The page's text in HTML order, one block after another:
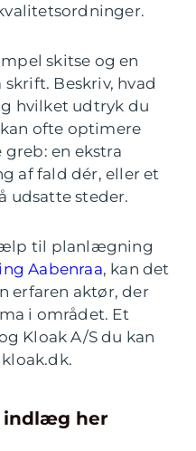
skitse og en
Beskriv, hvad
hvilket udtryk du
ofte optimere
en ekstra
af fald dér, eller et
udsatte steder.
til planlægning
Aabenraa, kan det
erfaren aktør, der
i området. Et
Kloak A/S du kan
indlæg her